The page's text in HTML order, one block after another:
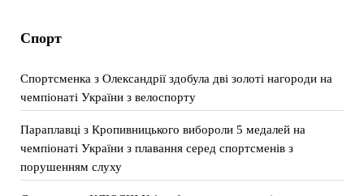
Спорт
Спортсменка з Олександрії здобула дві золоті нагороди на
чемпіонаті України з велоспорту
Параплавці з Кропивницького вибороли 5 медалей на
чемпіонаті України з плавання серед спортсменів з
порушенням слуху